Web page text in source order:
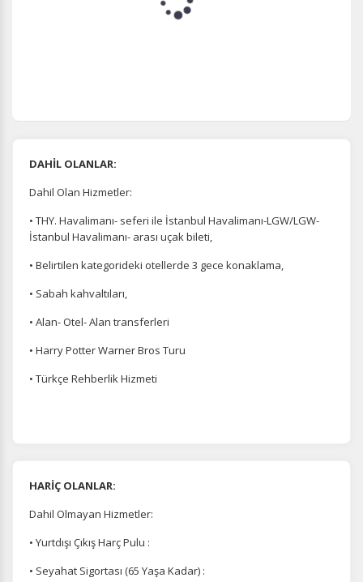
DAHİL OLANLAR:
Dahil Olan Hizmetler:
• THY. Havalimanı- seferi ile İstanbul Havalimanı-LGW/LGW-
İstanbul Havalimanı- arası uçak bileti,
• Belirtilen kategorideki otellerde 3 gece konaklama,
• Sabah kahvaltıları,
• Alan- Otel- Alan transferleri
• Harry Potter Warner Bros Turu
• Türkçe Rehberlik Hizmeti
HARİÇ OLANLAR:
Dahil Olmayan Hizmetler:
• Yurtdışı Çıkış Harç Pulu :
• Seyahat Sigortası (65 Yaşa Kadar) :